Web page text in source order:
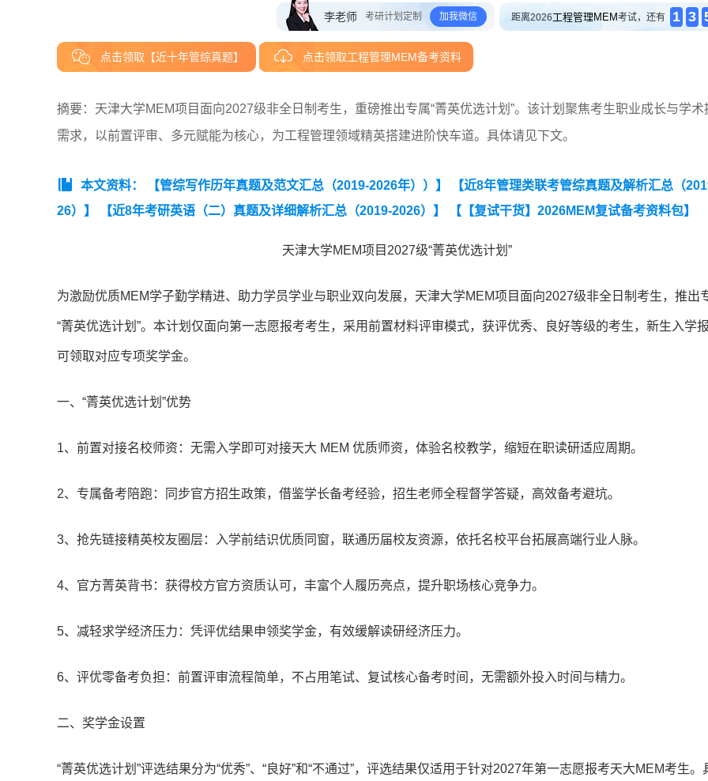
李老师 考研计划定制 加我微信 距离2026工程管理MEM考试，还有 1 3
点击领取【近十年管综真题】 点击领取工程管理MEM备考资料
摘要：天津大学MEM项目面向2027级非全日制考生，重磅推出专属“菁英优选计划”。该计划聚焦考生职业成长与学术
需求，以前置评审、多元赋能为核心，为工程管理领域精英搭建进阶快车道。具体请见下文。
本文资料： 【管综写作历年真题及范文汇总（2019-2026年））】
【近8年管理类联考管综真题及解析汇总（
26）】
【近8年考研英语（二）真题及详细解析汇总（2019-2026）】 【【复试干货】2026MEM复试备考资料包】
天津大学MEM项目2027级“菁英优选计划”
为激励优质MEM学子勤学精进、助力学员学业与职业双向发展，天津大学MEM项目面向2027级非全日制考生，推出
“菁英优选计划”。本计划仅面向第一志愿报考考生，采用前置材料评审模式，获评优秀、良好等级的考生，新生入学
可领取对应专项奖学金。
一、“菁英优选计划”优势
1、前置对接名校师资：无需入学即可对接天大 MEM 优质师资，体验名校教学，缩短在职读研适应周期。
2、专属备考陪跑：同步官方招生政策，借鉴学长备考经验，招生老师全程督学答疑，高效备考避坑。
3、抢先链接精英校友圈层：入学前结识优质同窗，联通历届校友资源，依托名校平台拓展高端行业人脉。
4、官方菁英背书：获得校方官方资质认可，丰富个人履历亮点，提升职场核心竞争力。
5、减轻求学经济压力：凭评优结果申领奖学金，有效缓解读研经济压力。
6、评优零备考负担：前置评审流程简单，不占用笔试、复试核心备考时间，无需额外投入时间与精力。
二、奖学金设置
“菁英优选计划”评选结果分为“优秀”、“良好”和“不通过”，评选结果仅适用于针对2027年第一志愿报考天大MEM考生。